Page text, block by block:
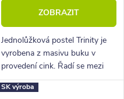
ZOBRAZIT
Jednolůžková postel Trinity je
vyrobena z masivu buku v
provedení cink. Řadí se mezi
kvalitní české výrobky
nábytkové řady HappyBed. U
SK výroba